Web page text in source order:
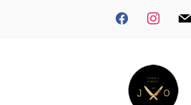
facebookinstagrammail